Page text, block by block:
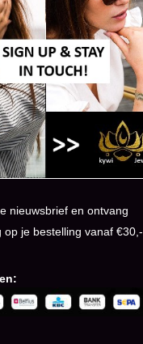
nieuwsbrief en ontvang
op je bestelling vanaf €30,-